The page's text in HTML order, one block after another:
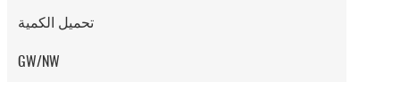
تحميل الكمية
GW/NW